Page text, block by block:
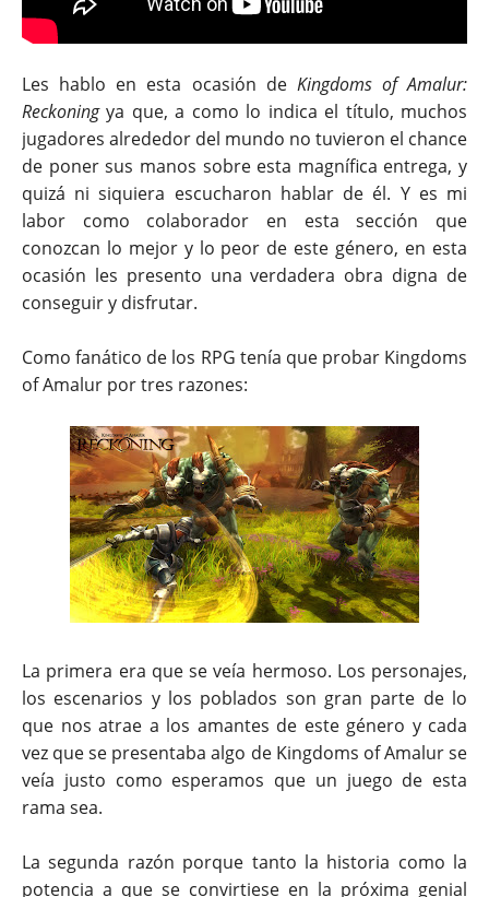
Les hablo en esta ocasión deKingdoms of Amalur:
Reckoningya que, a como lo indica el título, muchos
jugadores alrededor del mundo no tuvieron el chance
de poner sus manos sobre esta magnífica entrega, y
quizá ni siquiera escucharon hablar de él. Y es mi
labor como colaborador en esta sección que
conozcan lo mejor y lo peor de este género, en esta
ocasión les presento una verdadera obra digna de
conseguir y disfrutar.
Como fanático de los RPG tenía que probar Kingdoms
of Amalur por tres razones:
La primera era que se veía hermoso. Los personajes,
los escenarios y los poblados son gran parte de lo
que nos atrae a los amantes de este género y cada
vez que se presentaba algo de Kingdoms of Amalur se
veía justo como esperamos que un juego de esta
rama sea.
La segunda razón porque tanto la historia como la
potencia a que se convirtiese en la próxima genial